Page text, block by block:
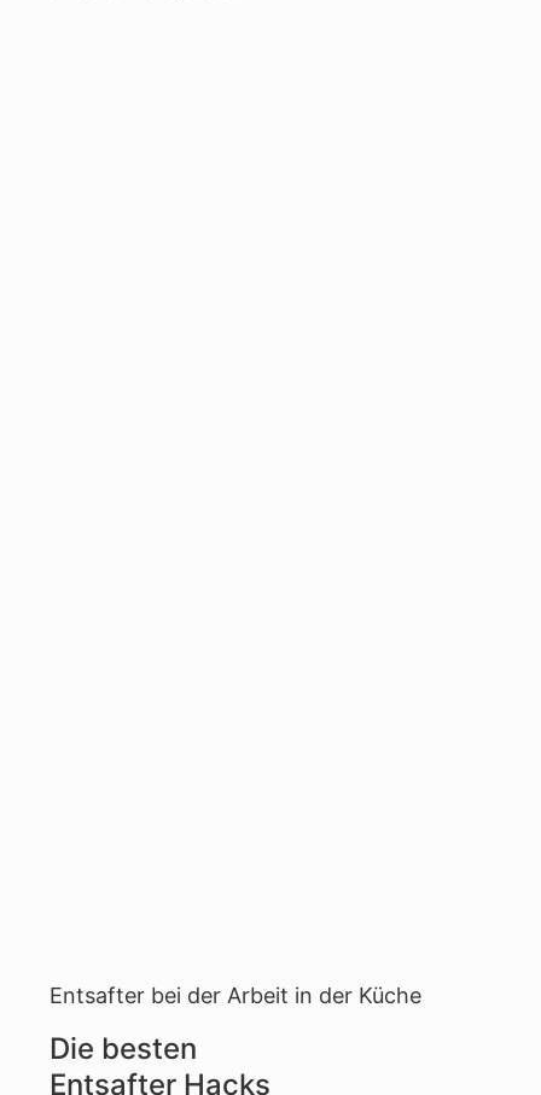
Entsafter bei der Arbeit in der Küche
Die besten
Entsafter Hacks